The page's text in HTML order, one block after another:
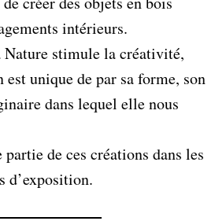
intérieurs.
stimule la créativité,
unique de par sa forme, son
dans lequel elle nous
de ces créations dans les
d’exposition.